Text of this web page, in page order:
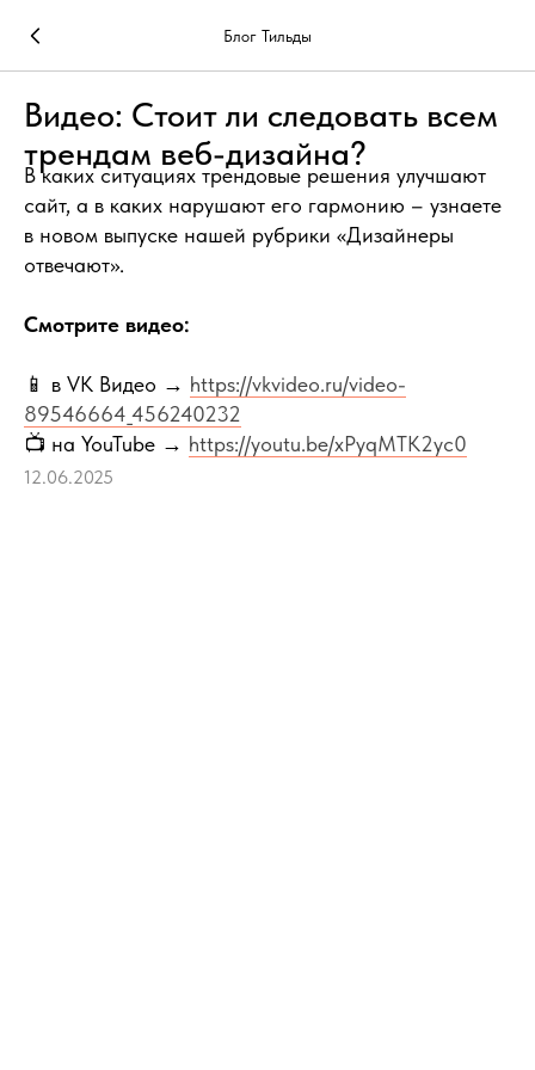
Блог Тильды
Видео: Стоит ли следовать всем
трендам веб-дизайна?
В каких ситуациях трендовые решения улучшают
сайт, а в каких нарушают его гармонию – узнаете
в новом выпуске нашей рубрики «Дизайнеры
отвечают».
Смотрите видео:
📱 в VK Видео → https://vkvideo.ru/video-
89546664_456240232
📺 на YouTube → https://youtu.be/xPyqMTK2yc0
12.06.2025